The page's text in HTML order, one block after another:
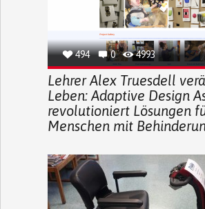
494 0 4993
Lehrer Alex Truesdell
Leben: Adaptive Design
revolutioniert Lösungen
Menschen mit